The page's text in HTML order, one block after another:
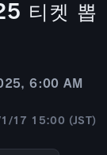
티켓 뽑
6:00 AM
17 15:00 (JST)